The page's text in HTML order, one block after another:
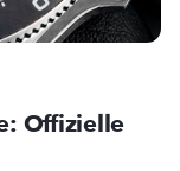
Offizielle